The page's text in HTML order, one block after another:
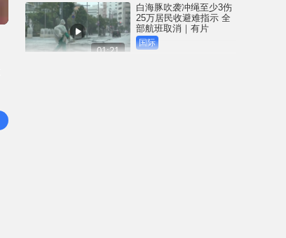
01:21
白海豚吹袭冲绳至少3伤
25万居民收避难指示 全
部航班取消｜有片
国际